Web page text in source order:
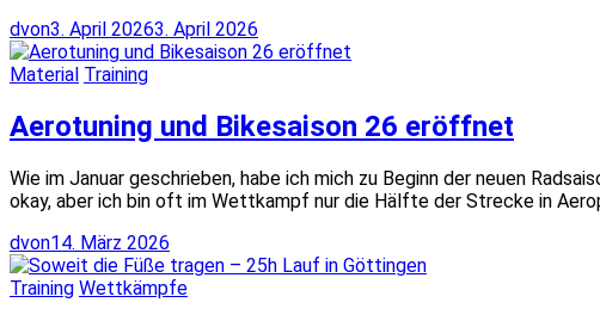
dvon3. April 20263. April 2026
Material Training
Aerotuning und Bikesaison 26 eröffnet
Wie im Januar geschrieben, habe ich mich zu Beginn der neuen
okay, aber ich bin oft im Wettkampf nur die Hälfte der Strecke in
dvon14. März 2026
Training Wettkämpfe